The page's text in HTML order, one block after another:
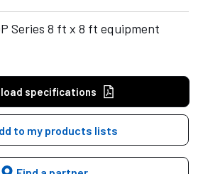
Series 8 ft x 8 ft equipment
specifications
to my products lists